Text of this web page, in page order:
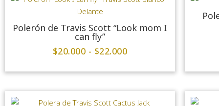
Polerón de Travis Scott “Look mom I
can fly”
$20.000 - $22.000